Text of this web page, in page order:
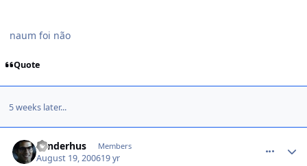
naum foi não
Quote
5 weeks later...
sunderhus Members
August 19, 200619 yr